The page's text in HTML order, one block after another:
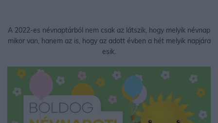
A 2022-es névnaptárból nem csak az látszik, hogy melyik névnap
mikor van, hanem az is, hogy az adott évben a hét melyik napjára
esik.